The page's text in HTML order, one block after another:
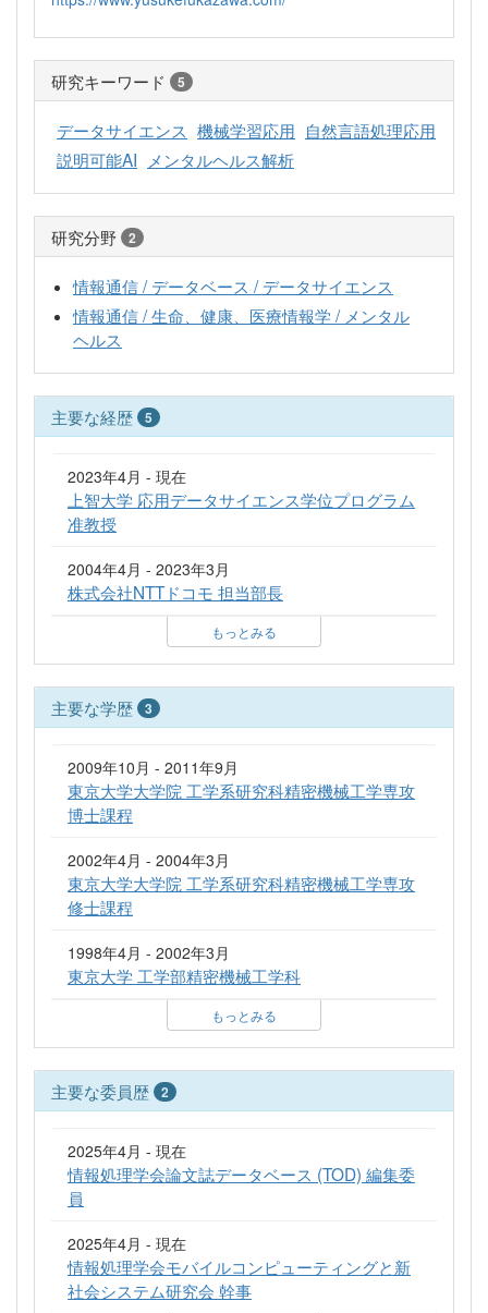
研究キーワード 5
データサイエンス 機械学習応用 自然言語処理応用
説明可能AI
メンタルヘルス解析
研究分野 2
情報通信 / データベース / データサイエンス
情報通信 / 生命、健康、医療情報学 / メンタル
ヘルス
主要な経歴 5
2023年4月 - 現在
上智大学 応用データサイエンス学位プログラム
准教授
2004年4月 - 2023年3月
株式会社NTTドコモ 担当部長
もっとみる
主要な学歴 3
2009年10月 - 2011年9月
東京大学大学院 工学系研究科精密機械工学専攻
博士課程
2002年4月 - 2004年3月
東京大学大学院 工学系研究科精密機械工学専攻
修士課程
1998年4月 - 2002年3月
東京大学 工学部精密機械工学科
もっとみる
主要な委員歴 2
2025年4月 - 現在
情報処理学会論文誌データベース (TOD) 編集委
員
2025年4月 - 現在
情報処理学会モバイルコンピューティングと新
社会システム研究会 幹事